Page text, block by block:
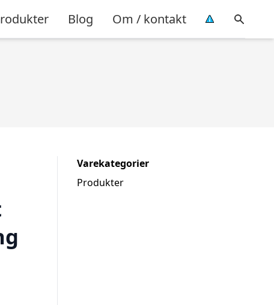
Blog Om / kontakt
Varekategorier
Produkter